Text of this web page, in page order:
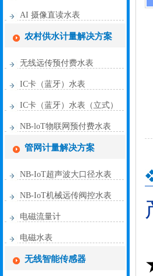
AI 摄像直读水表
农村供水计量解决方案
无线远传预付费水表
IC卡（蓝牙）水表
IC卡（蓝牙）水表（立式）
NB-loT物联网预付费水表
管网计量解决方案
NB-IoT超声波大口径水表
NB-IoT机械远传阀控水表
电磁流量计
电磁水表
无线智能传感器